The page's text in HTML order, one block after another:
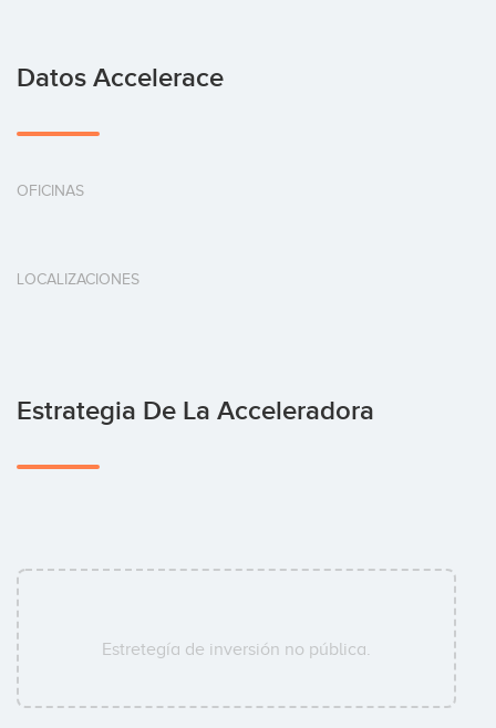
Datos Accelerace
OFICINAS
LOCALIZACIONES
Estrategia De La Acceleradora
Estretegía de inversión no pública.